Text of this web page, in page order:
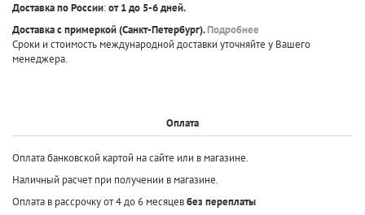
Доставка по России:от 1 до 5-6 дней.
Доставка с примеркой(Санкт-Петербург).Подробнее
Сроки и стоимость международной доставки уточняйте у Вашего
менеджера.
Оплата
Оплата банковской картой на сайте или в магазине.
Наличный расчет при получении в магазине.
Оплата в рассрочку от 4 до 6 месяцевбез переплаты